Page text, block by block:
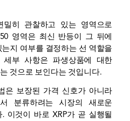
밀히 관찰하고 있는 영역으로
영역은 최신 반등이 그 뒤에
지 여부를 결정하는 선 역할을
부 사항은 파생상품에 대한
것으로 보인다는 것입니다.
은 보장된 가격 신호가 아니라
분류하려는 시장의 새로운
이것이 바로 XRP가 곧 실행될